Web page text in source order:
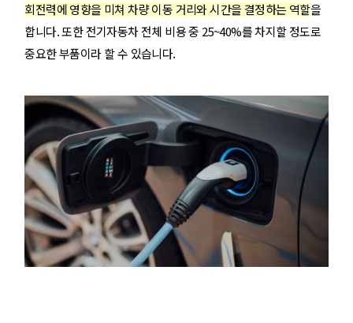
회전력에 영향을 미쳐 차량 이동 거리와 시간을 결정하는 역할을
합니다. 또한 전기자동차 전체 비용 중 25~40%를 차지할 정도로
중요한 부품이라 할 수 있습니다.